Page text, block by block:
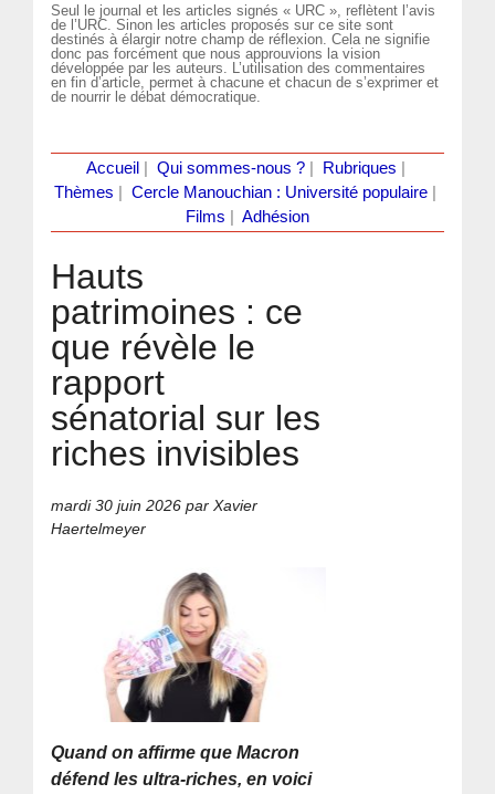
Seul le journal et les articles signés « URC », reflètent l’avis
de l’URC. Sinon les articles proposés sur ce site sont
destinés à élargir notre champ de réflexion. Cela ne signifie
donc pas forcément que nous approuvions la vision
développée par les auteurs. L’utilisation des commentaires
en fin d’article, permet à chacune et chacun de s’exprimer et
de nourrir le débat démocratique.
Accueil Qui sommes-nous ?| Rubriques
Thèmes
Cercle Manouchian : Université populaire
Films
Adhésion
Hauts
patrimoines : ce
que révèle le
rapport
sénatorial sur les
riches invisibles
mardi 30 juin 2026 par Xavier
Haertelmeyer
Quand on affirme que Macron
défend les ultra-riches, en voici